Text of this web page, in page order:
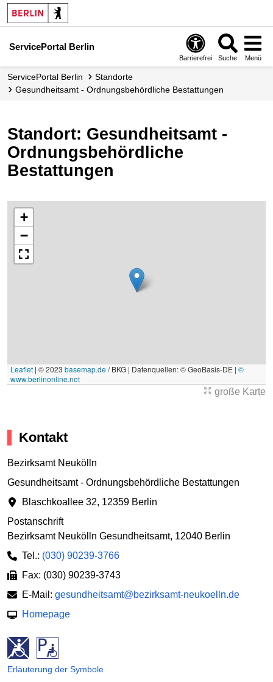
ServicePortal Berlin
Barrierefrei Suche Menü
ServicePortal Berlin
Standorte
Gesundheitsamt - Ordnungsbehördliche Bestattungen
Standort: Gesundheitsamt -
Ordnungsbehördliche
Bestattungen
+
−
Leaflet | © 2023 basemap.de/ BKG | Datenquellen: © GeoBasis-DE | ©
www.berlinonline.net
große Karte
Kontakt
Bezirksamt Neukölln
Gesundheitsamt - Ordnungsbehördliche Bestattungen
Blaschkoallee 32, 12359 Berlin
Postanschrift
Bezirksamt Neukölln Gesundheitsamt, 12040 Berlin
Tel.: (030) 90239-3766
Fax: (030) 90239-3743
E-Mail: gesundheitsamt@bezirksamt-neukoelln.de
Homepage
Erläuterung der Symbole